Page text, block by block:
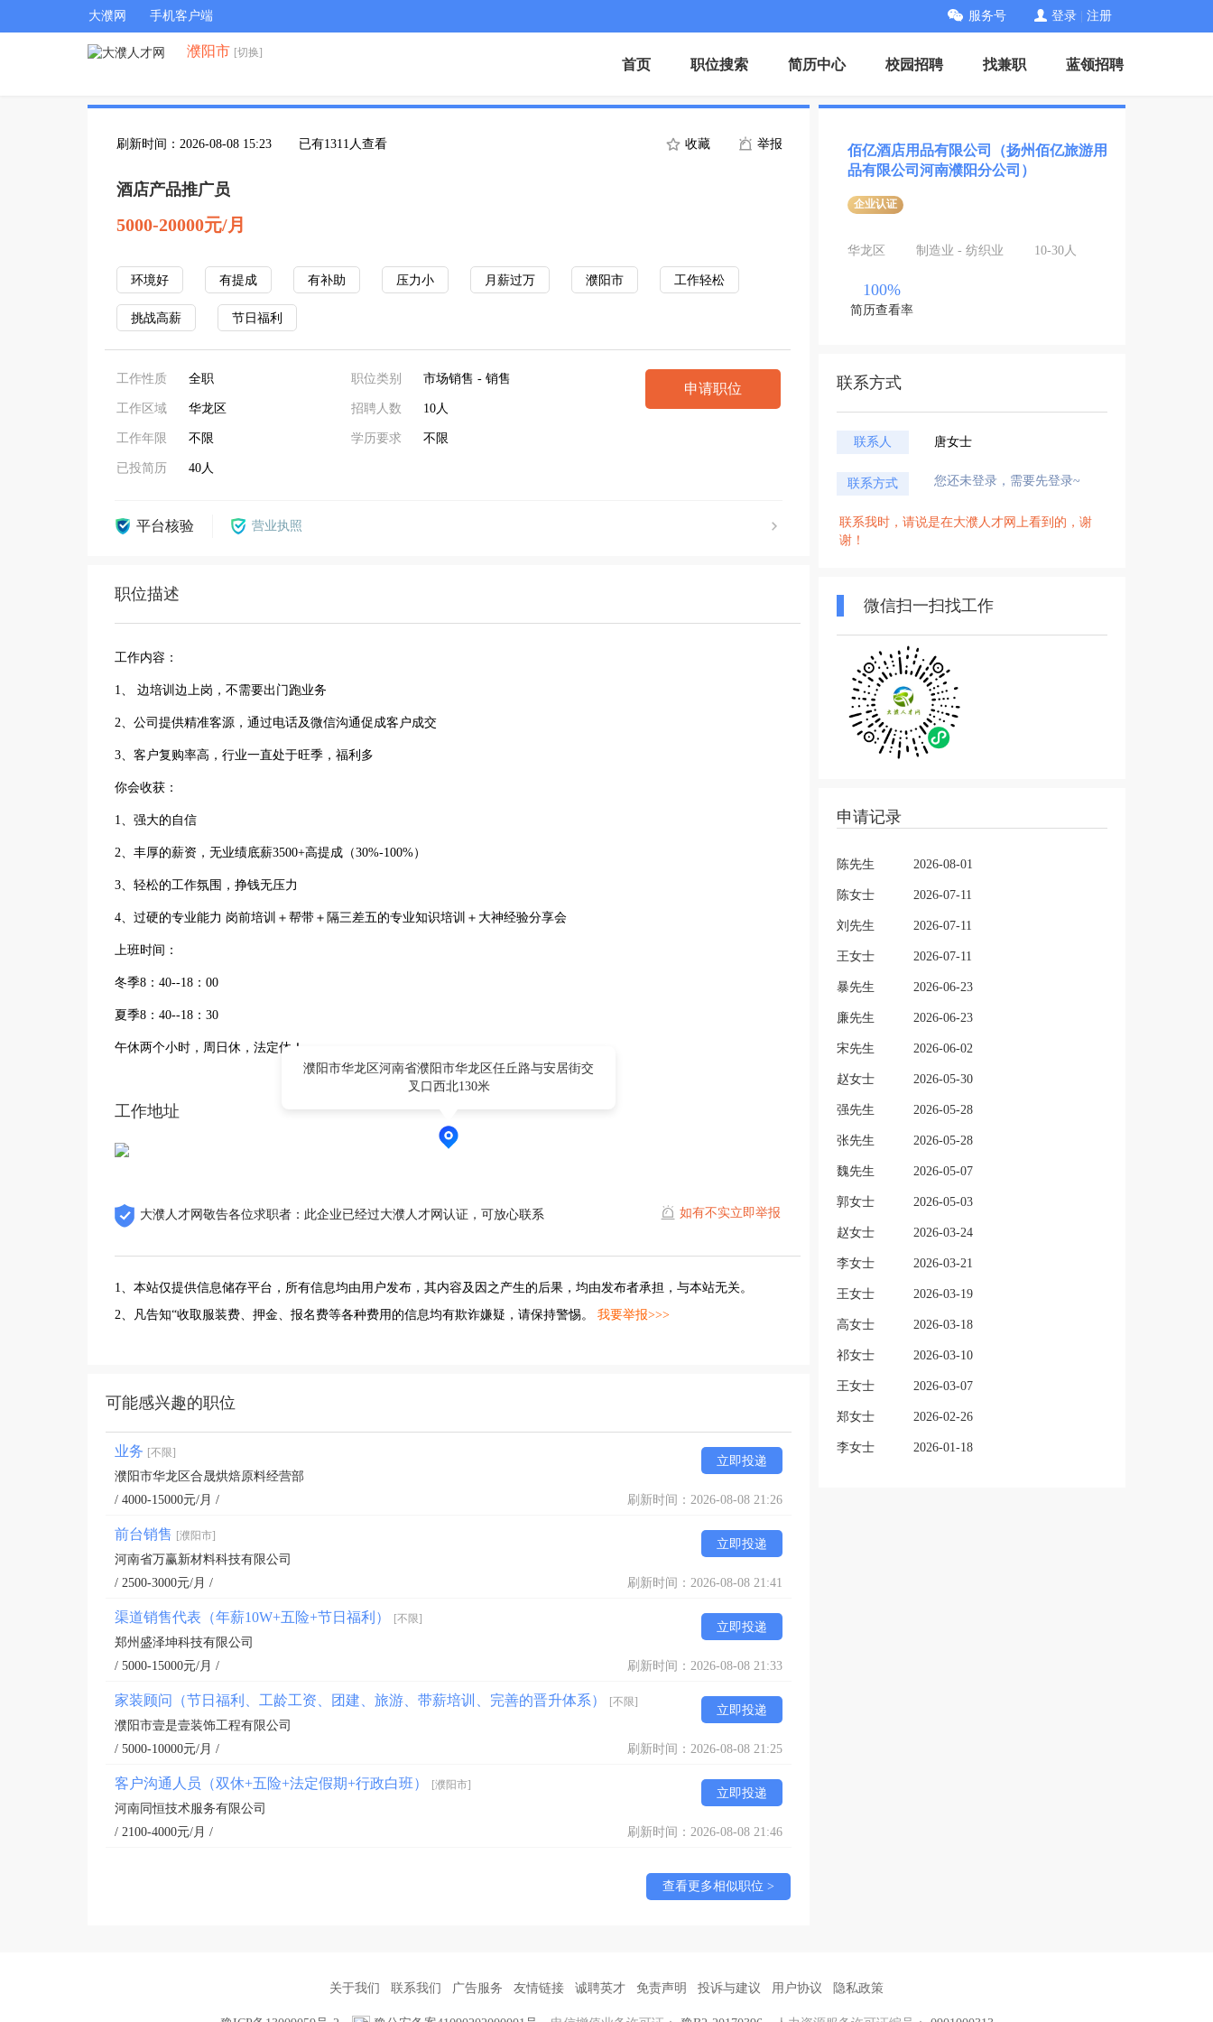
大濮网 手机客户端 服务号 登录 注册
濮阳市 [切换]
首页 职位搜索 简历中心 校园招聘 找兼职 蓝领招聘
刷新时间：2026-08-08 15:23 已有1311人查看 收藏 举报
酒店产品推广员
5000-20000元/月
环境好 有提成 有补助 压力小 月薪过万 濮阳市 工作轻松
挑战高薪 节日福利
工作性质 全职
工作区域 华龙区
工作年限 不限
已投简历 40人
职位类别 市场销售 - 销售
招聘人数 10人
学历要求 不限
申请职位
平台核验 营业执照
职位描述
工作内容：
1、 边培训边上岗，不需要出门跑业务
2、公司提供精准客源，通过电话及微信沟通促成客户成交
3、客户复购率高，行业一直处于旺季，福利多
你会收获：
1、强大的自信
2、丰厚的薪资，无业绩底薪3500+高提成（30%-100%）
3、轻松的工作氛围，挣钱无压力
4、过硬的专业能力 岗前培训＋帮带＋隔三差五的专业知识培训＋大神经验分享会
上班时间：
冬季8：40--18：00
夏季8：40--18：30
午休两个小时，周日休，法定休！
工作地址
濮阳市华龙区河南省濮阳市华龙区任丘路与安居街交
叉口西北130米
大濮人才网敬告各位求职者：此企业已经过大濮人才网认证，可放心联系 如有不实立即举报
1、本站仅提供信息储存平台，所有信息均由用户发布，其内容及因之产生的后果，均由发布者承担，与本站无关。
2、凡告知“收取服装费、押金、报名费等各种费用的信息均有欺诈嫌疑，请保持警惕。 我要举报>>>
可能感兴趣的职位
业务 [不限]
立即投递
濮阳市华龙区合晟烘焙原料经营部
/ 4000-15000元/月 /
刷新时间：2026-08-08 21:26
前台销售 [濮阳市]
立即投递
河南省万赢新材料科技有限公司
/ 2500-3000元/月 /
刷新时间：2026-08-08 21:41
渠道销售代表（年薪10W+五险+节日福利） [不限]
立即投递
郑州盛泽坤科技有限公司
/ 5000-15000元/月 /
刷新时间：2026-08-08 21:33
家装顾问（节日福利、工龄工资、团建、旅游、带薪培训、完善的晋升体系） [不限]
立即投递
濮阳市壹是壹装饰工程有限公司
/ 5000-10000元/月 /
刷新时间：2026-08-08 21:25
客户沟通人员（双休+五险+法定假期+行政白班） [濮阳市]
立即投递
河南同恒技术服务有限公司
/ 2100-4000元/月 /
刷新时间：2026-08-08 21:46
查看更多相似职位 >
佰亿酒店用品有限公司（扬州佰亿旅游用
品有限公司河南濮阳分公司）
企业认证
华龙区 制造业 - 纺织业 10-30人
100%
简历查看率
联系方式
联系人 唐女士
联系方式 您还未登录，需要先登录~
联系我时，请说是在大濮人才网上看到的，谢
谢！
微信扫一扫找工作
申请记录
陈先生 2026-08-01
陈女士 2026-07-11
刘先生 2026-07-11
王女士 2026-07-11
暴先生 2026-06-23
廉先生 2026-06-23
宋先生 2026-06-02
赵女士 2026-05-30
强先生 2026-05-28
张先生 2026-05-28
魏先生 2026-05-07
郭女士 2026-05-03
赵女士 2026-03-24
李女士 2026-03-21
王女士 2026-03-19
高女士 2026-03-18
祁女士 2026-03-10
王女士 2026-03-07
郑女士 2026-02-26
李女士 2026-01-18
关于我们 联系我们 广告服务 友情链接 诚聘英才 免责声明 投诉与建议 用户协议 隐私政策